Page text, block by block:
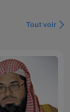
Tout voir